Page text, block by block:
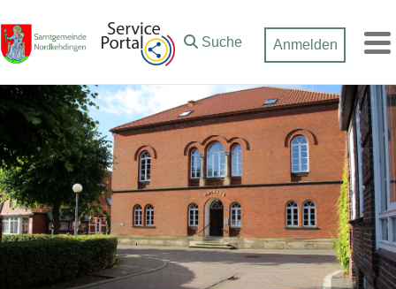
Suche
Anmelden